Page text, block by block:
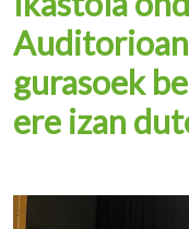
gurasoek
ere izan